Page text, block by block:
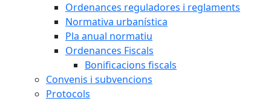
Ordenances reguladores i reglaments
Normativa urbanística
Pla anual normatiu
Ordenances Fiscals
Bonificacions fiscals
Convenis i subvencions
Protocols